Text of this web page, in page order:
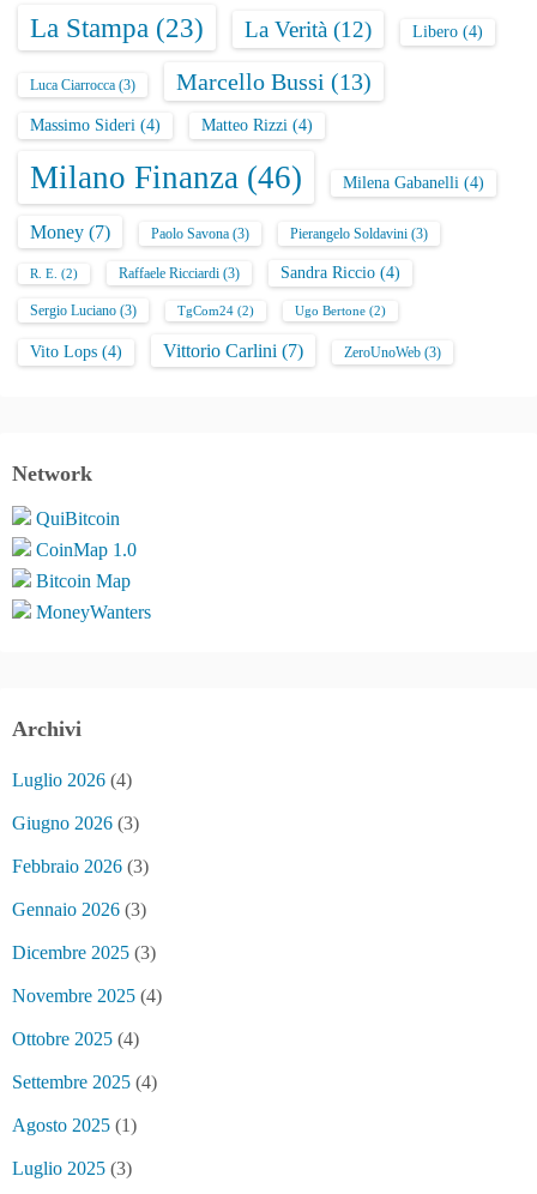
La Stampa (23) La Verità (12) Libero (4)
Luca Ciarrocca (3) Marcello Bussi (13)
Massimo Sideri (4) Matteo Rizzi (4)
Milano Finanza (46) Milena Gabanelli (4)
Money (7) Paolo Savona (3) Pierangelo Soldavini (3)
R. E. (2) Raffaele Ricciardi (3) Sandra Riccio (4)
Sergio Luciano (3) TgCom24 (2) Ugo Bertone (2)
Vito Lops (4) Vittorio Carlini (7) ZeroUnoWeb (3)
Network
QuiBitcoin
CoinMap 1.0
Bitcoin Map
MoneyWanters
Archivi
Luglio 2026 (4)
Giugno 2026 (3)
Febbraio 2026 (3)
Gennaio 2026 (3)
Dicembre 2025 (3)
Novembre 2025 (4)
Ottobre 2025 (4)
Settembre 2025 (4)
Agosto 2025 (1)
Luglio 2025 (3)